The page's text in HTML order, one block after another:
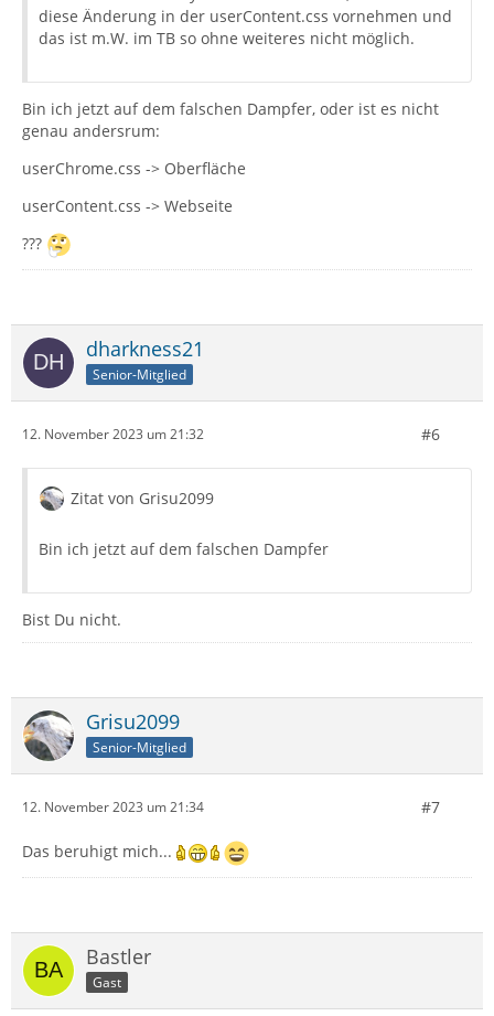
diese Änderung in der userContent.css vornehmen und
das ist m.W. im TB so ohne weiteres nicht möglich.
Bin ich jetzt auf dem falschen Dampfer, oder ist es nicht
genau andersrum:
userChrome.css -> Oberfläche
userContent.css -> Webseite
???
dharkness21
Senior-Mitglied
12. November 2023 um 21:32 #6
Zitat von Grisu2099
Bin ich jetzt auf dem falschen Dampfer
Bist Du nicht.
Grisu2099
Senior-Mitglied
12. November 2023 um 21:34 #7
Das beruhigt mich...
Bastler
Gast